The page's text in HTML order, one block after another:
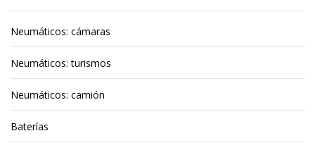
Neumáticos: cámaras
Neumáticos: turismos
Neumáticos: camión
Baterías